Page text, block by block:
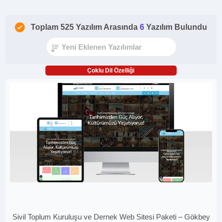
Toplam 525 Yazılım Arasında 6 Yazılım Bulundu
Çoklu Dil Özelliği
Sivil Toplum Kuruluşu ve Dernek Web Sitesi Paketi – Gökbey